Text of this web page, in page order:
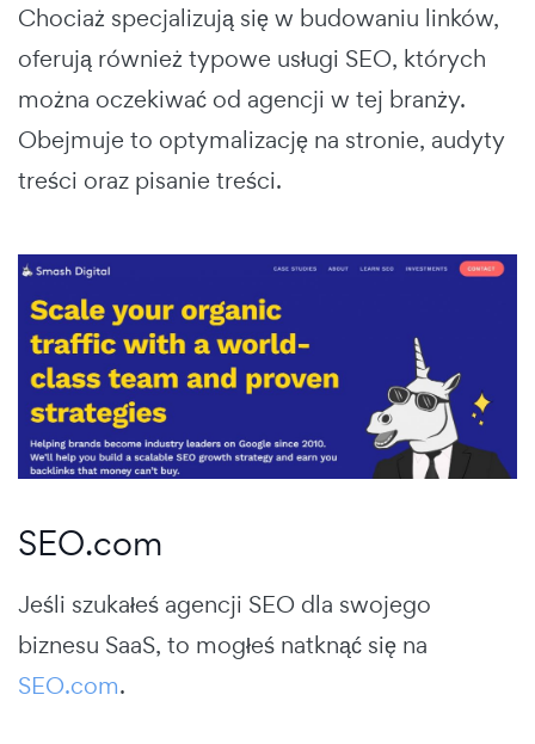
Chociaż specjalizują się w budowaniu linków,
oferują również typowe usługi SEO, których
można oczekiwać od agencji w tej branży.
Obejmuje to optymalizację na stronie, audyty
treści oraz pisanie treści.
SEO.com
Jeśli szukałeś agencji SEO dla swojego
biznesu SaaS, to mogłeś natknąć się na
SEO.com.